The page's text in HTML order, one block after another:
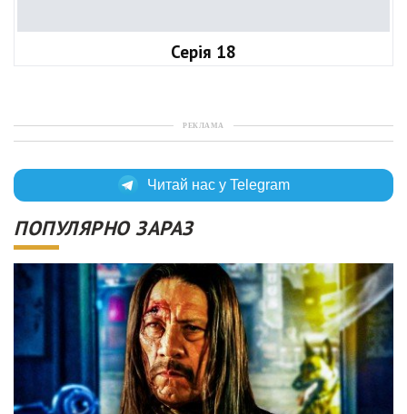
Серія 18
РЕКЛАМА
Читай нас у Telegram
ПОПУЛЯРНО ЗАРАЗ